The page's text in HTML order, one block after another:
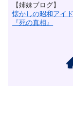
【姉妹ブログ】
懐かしの昭和アイ
『死の真相』